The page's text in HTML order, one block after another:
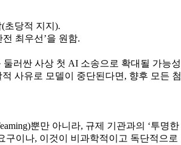
초당적 지지).
최우선’을 원함.
러싼 사상 첫 AI 소송으로 확대될 가능
적 사유로 모델이 중단된다면, 향후 모든
뿐만 아니라, 규제 기관과의 ‘투명
구이나, 이것이 비과학적이고 독단적으